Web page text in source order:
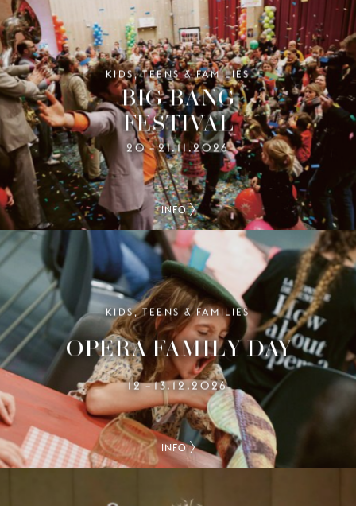
KIDS, TEENS & FAMILIES
BIG BANG
FESTIVAL
20–21.11.2026
INFO
KIDS, TEENS & FAMILIES
OPERA FAMILY DAY
12–13.12.2026
INFO